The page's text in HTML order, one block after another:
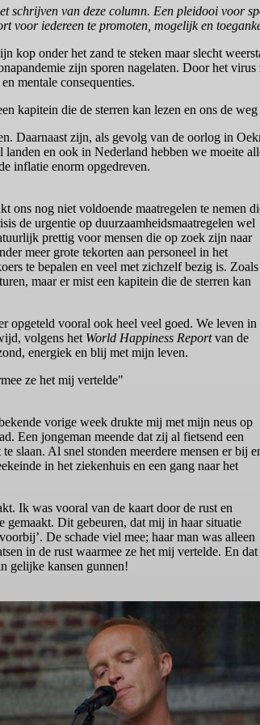
schrijven van deze column. Een pleidooi voor
voor iedereen te promoten, mogelijk en
onder het zand te steken maar slecht
zijn sporen nagelaten. Door het
mentale consequenties.
kapitein die de sterren kan lezen en ons de
Daarnaast zijn, als gevolg van de oorlog in
en ook in Nederland hebben we moeite
inflatie enorm opgedreven.
ons nog niet voldoende maatregelen te nemen
de urgentie op duurzaamheidsmaatregelen wel
prettig voor mensen die op zoek zijn naar
meer grote tekorten aan personeel in het
te bepalen en veel met zichzelf bezig is. Zoals
maar er mist een kapitein die de sterren kan
vooral ook heel veel goed. We leven in
volgens het World Happiness Reportvan de
energiek en blij met mijn leven.
ze het mij vertelde"
vorige week drukte mij met mijn neus op
Een jongeman meende dat zij al fietsend een
slaan. Al snel stonden meerdere mensen er bij
in het ziekenhuis en een gang naar het
Ik was vooral van de kaart door de rust en
Dit gebeuren, dat mij in haar situatie
De schade viel mee; haar man was alleen
in de rust waarmee ze het mij vertelde. En dat
gelijke kansen gunnen!